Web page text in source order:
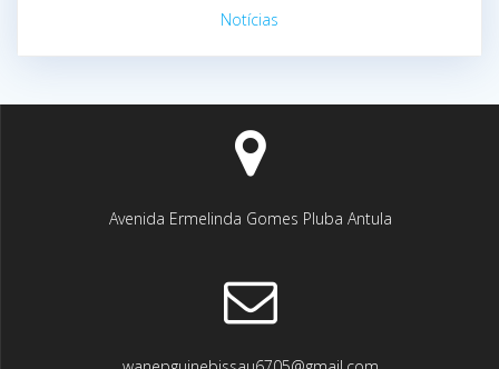
Notícias
Avenida Ermelinda Gomes Pluba Antula